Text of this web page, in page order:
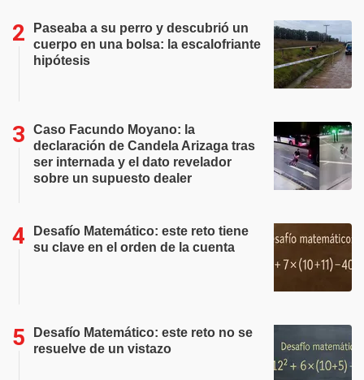
Paseaba a su perro y descubrió un
cuerpo en una bolsa: la escalofriante
hipótesis
Caso Facundo Moyano: la
declaración de Candela Arizaga tras
ser internada y el dato revelador
sobre un supuesto dealer
Desafío Matemático: este reto tiene
su clave en el orden de la cuenta
Desafío Matemático: este reto no se
resuelve de un vistazo